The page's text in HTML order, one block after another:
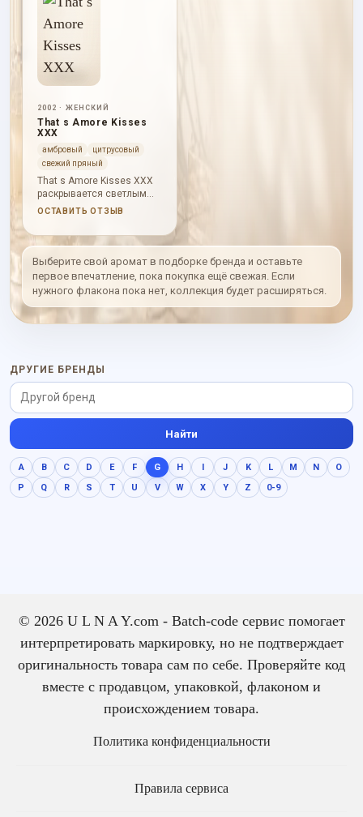
2002 · ЖЕНСКИЙ
That s Amore Kisses
XXX
амбровый
цитрусовый
свежий пряный
That s Amore Kisses XXX
раскрывается светлым
цитрусом, черной
мандарином, а затем
становится мягче:
малина, фиалка, роза и
пряности ложатся на
древесную базу с
мускусом, амброй,
сандалом и ванилью.
Аромат звучит
ОСТАВИТЬ ОТЗЫВ
Выберите свой аромат в подборке бренда и оставьте
первое впечатление, пока покупка ещё свежая. Если
нужного флакона пока нет, коллекция будет расширяться.
ДРУГИЕ БРЕНДЫ
Найти
A B C D E F G H I J K L M N
O
P
Q R S T U V W X Y Z 0-9
© 2026 U L N A Y.com - Batch-code сервис помогает
интерпретировать маркировку, но не подтверждает
оригинальность товара сам по себе. Проверяйте код
вместе с продавцом, упаковкой, флаконом и
происхождением товара.
Политика конфиденциальности
Правила сервиса